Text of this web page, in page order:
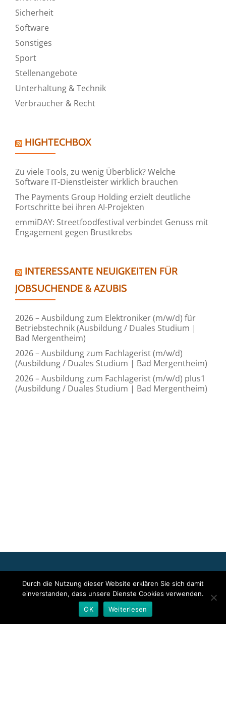
Sicherheit
Software
Sonstiges
Sport
Stellenangebote
Unterhaltung & Technik
Verbraucher & Recht
HIGHTECHBOX
Zu viele Tools, zu wenig Überblick? Welche
Software IT-Dienstleister wirklich brauchen
The Payments Group Holding erzielt deutliche
Fortschritte bei ihren AI-Projekten
emmiDAY: Streetfoodfestival verbindet Genuss mit
Engagement gegen Brustkrebs
INTERESSANTE NEUIGKEITEN FÜR
JOBSUCHENDE & AZUBIS
2026 – Ausbildung zum Elektroniker (m/w/d) für
Betriebstechnik (Ausbildung / Duales Studium |
Bad Mergentheim)
2026 – Ausbildung zum Fachlagerist (m/w/d)
(Ausbildung / Duales Studium | Bad Mergentheim)
2026 – Ausbildung zum Fachlagerist (m/w/d) plus1
(Ausbildung / Duales Studium | Bad Mergentheim)
Event bzw. das Stellenangebot sowie für das angezeigte Bild- und
Tonmaterial ist allein der jeweils angegebene Herausgeber
verantwortlich. Dieser ist in der Regel auch Urheber der
Pressetexte sowie der angehängten Bild-, Ton- und
Durch die Nutzung dieser Website erklären Sie sich damit
einverstanden, dass unsere Dienste Cookies verwenden.
OK
Weiterlesen